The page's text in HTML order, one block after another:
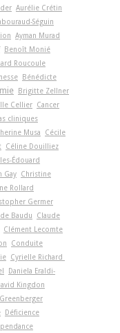
Aurélie Crétin
Séguin
Ayman Murad
Benoît Monié
Roucoule
Bénédicte
Brigitte Zellner
Cellier Cancer
cliniques
Musa
Cécile
Céline Douilliez
Édouard
Gay Christine
Rollard
Germer
Baudu
Claude
Clément Lecomte
Conduite
Cyrielle Richard
Daniela Eraldi-
Kingdon
Déficience